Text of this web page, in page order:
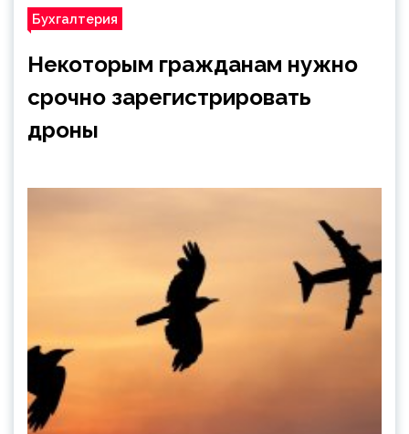
Бухгалтерия
Некоторым гражданам нужно
срочно зарегистрировать
дроны